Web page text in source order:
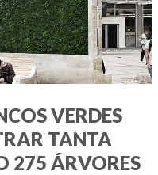
VERDES
TANTA
275 ÁRVORES